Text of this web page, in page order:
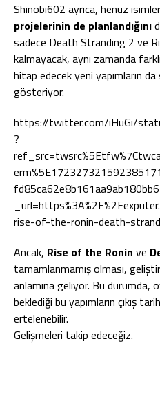
Shinobi602 ayrıca, henüz
projelerinin de planlandığını
sadece Death Stranding 2 ve
kalmayacak, aynı zamanda
hitap edecek yeni yapımların da
gösteriyor.
https://twitter.com/iHuGi/
?
rise-of-the-ronin-death-
Ancak, Rise of the Ronin ve
tamamlanmamış olması,
anlamına geliyor. Bu durumda,
beklediği bu yapımların çıkış
ertelenebilir.
Gelişmeleri takip edeceğiz.